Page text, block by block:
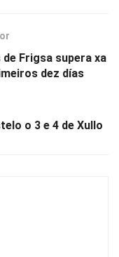
Frigsa supera xa
dez días
o 3 e 4 de Xullo